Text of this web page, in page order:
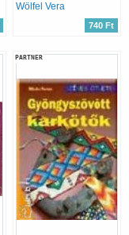
Wölfel Vera
740 Ft
PARTNER